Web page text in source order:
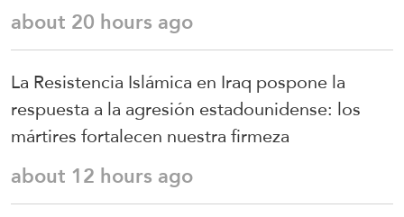
about 20 hours ago
La Resistencia Islámica en Iraq pospone la
respuesta a la agresión estadounidense: los
mártires fortalecen nuestra firmeza
about 12 hours ago